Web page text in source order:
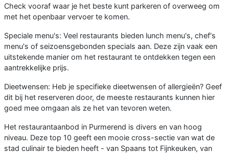
Check vooraf waar je het beste kunt parkeren of overweeg om
met het openbaar vervoer te komen.
Speciale menu's: Veel restaurants bieden lunch menu's, chef's
menu's of seizoensgebonden specials aan. Deze zijn vaak een
uitstekende manier om het restaurant te ontdekken tegen een
aantrekkelijke prijs.
Dieetwensen: Heb je specifieke dieetwensen of allergieën? Geef
dit bij het reserveren door, de meeste restaurants kunnen hier
goed mee omgaan als ze het van tevoren weten.
Het restaurantaanbod in Purmerend is divers en van hoog
niveau. Deze top 10 geeft een mooie cross-sectie van wat de
stad culinair te bieden heeft - van Spaans tot Fijnkeuken, van